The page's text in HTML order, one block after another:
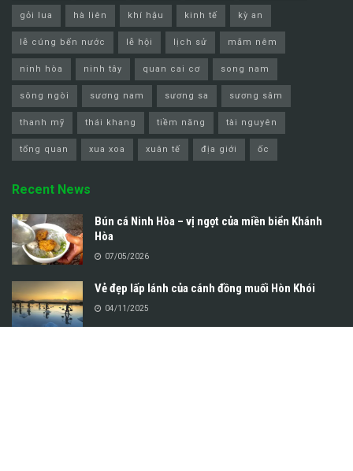
gỏi lua hà liên khí hậu kinh tế kỳ an
lễ cúng bến nước lễ hội lịch sử mắm nêm
ninh hòa ninh tây quan cai cơ song nam
sông ngòi sương nam sương sa sương sâm
thanh mỹ thái khang tiềm năng tài nguyên
tổng quan xua xoa xuân tế địa giới ốc
Recent News
Bún cá Ninh Hòa – vị ngọt của miền biển Khánh
Hòa
07/05/2026
Vẻ đẹp lấp lánh của cánh đồng muối Hòn Khói
04/11/2025